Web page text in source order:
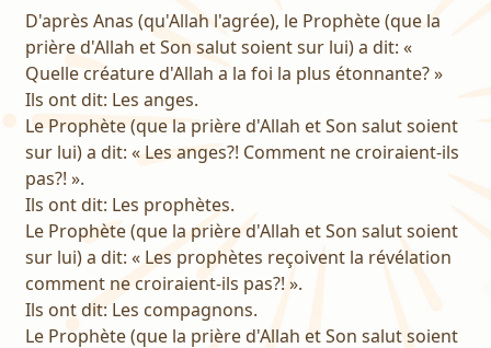
D'après Anas (qu'Allah l'agrée), le Prophète (que la
prière d'Allah et Son salut soient sur lui) a dit: «
Quelle créature d'Allah a la foi la plus étonnante? »
Ils ont dit: Les anges.
Le Prophète (que la prière d'Allah et Son salut soient
sur lui) a dit: « Les anges?! Comment ne croiraient-ils
pas?! ».
Ils ont dit: Les prophètes.
Le Prophète (que la prière d'Allah et Son salut soient
sur lui) a dit: « Les prophètes reçoivent la révélation
comment ne croiraient-ils pas?! ».
Ils ont dit: Les compagnons.
Le Prophète (que la prière d'Allah et Son salut soient